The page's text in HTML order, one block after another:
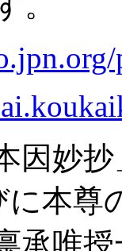
因妙
本尊
承唯